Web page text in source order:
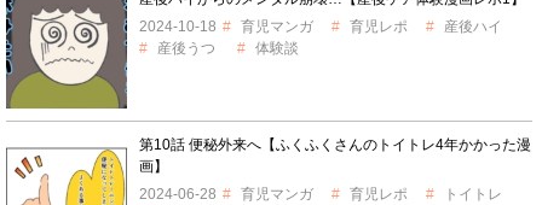
2024-10-18
育児マンガ 育児レポ
産後ハイ
産後うつ
体験談
第10話 便秘外来へ【ふくふくさんのトイトレ4年かかった漫
画】
2024-06-28
育児マンガ 育児レポ
トイトレ